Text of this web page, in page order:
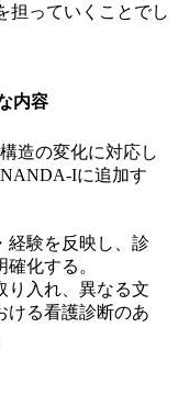
担っていくことでし
内容
造の変化に対応し
Iに追加す
経験を反映し、診
化する。
り入れ、異なる文
ける看護診断のあ